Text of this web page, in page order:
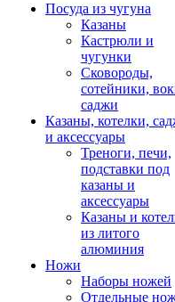
Посуда из чугуна
Казаны
Кастрюли и
чугунки
Сковороды,
сотейники,
саджи
Казаны, котелки,
и аксессуары
Треноги, печи,
подставки под
казаны и
аксессуары
Казаны и
из литого
алюминия
Ножи
Наборы ножей
Отдельные